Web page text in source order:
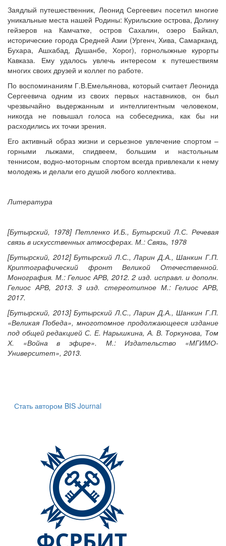
Заядлый путешественник, Леонид Сергеевич посетил многие
уникальные места нашей Родины: Курильские острова, Долину
гейзеров на Камчатке, остров Сахалин, озеро Байкал,
исторические города Средней Азии (Ургенч, Хива, Самарканд,
Бухара, Ашхабад, Душанбе, Хорог), горнолыжные курорты
Кавказа. Ему удалось увлечь интересом к путешествиям
многих своих друзей и коллег по работе.
По воспоминаниям Г.В.Емельянова, который считает Леонида
Сергеевича одним из своих первых наставников, он был
чрезвычайно выдержанным и интеллигентным человеком,
никогда не повышал голоса на собеседника, как бы ни
расходились их точки зрения.
Его активный образ жизни и серьезное увлечение спортом –
горными лыжами, спидвеем, большим и настольным
теннисом, водно-моторным спортом всегда привлекали к нему
молодежь и делали его душой любого коллектива.
Литература
[Бутырский, 1978] Петленко И.Б., Бутырский Л.С. Речевая
связь в искусственных атмосферах. М.: Связь, 1978
[Бутырский, 2012] Бутырский Л.С., Ларин Д.А., Шанкин Г.П.
Криптографический фронт Великой Отечественной.
Монография. М.: Гелиос АРВ, 2012. 2 изд. исправл. и дополн.
Гелиос АРВ, 2013. 3 изд. стереотипное М.: Гелиос АРВ,
2017.
[Бутырский, 2013] Бутырский Л.С., Ларин Д.А., Шанкин Г.П.
«Великая Победа», многотомное продолжающееся издание
под общей редакцией С. Е. Нарышкина, А. В. Торкунова, Том
Х. «Война в эфире». М.: Издательство «МГИМО-
Университет», 2013.
Стать автором BIS Journal